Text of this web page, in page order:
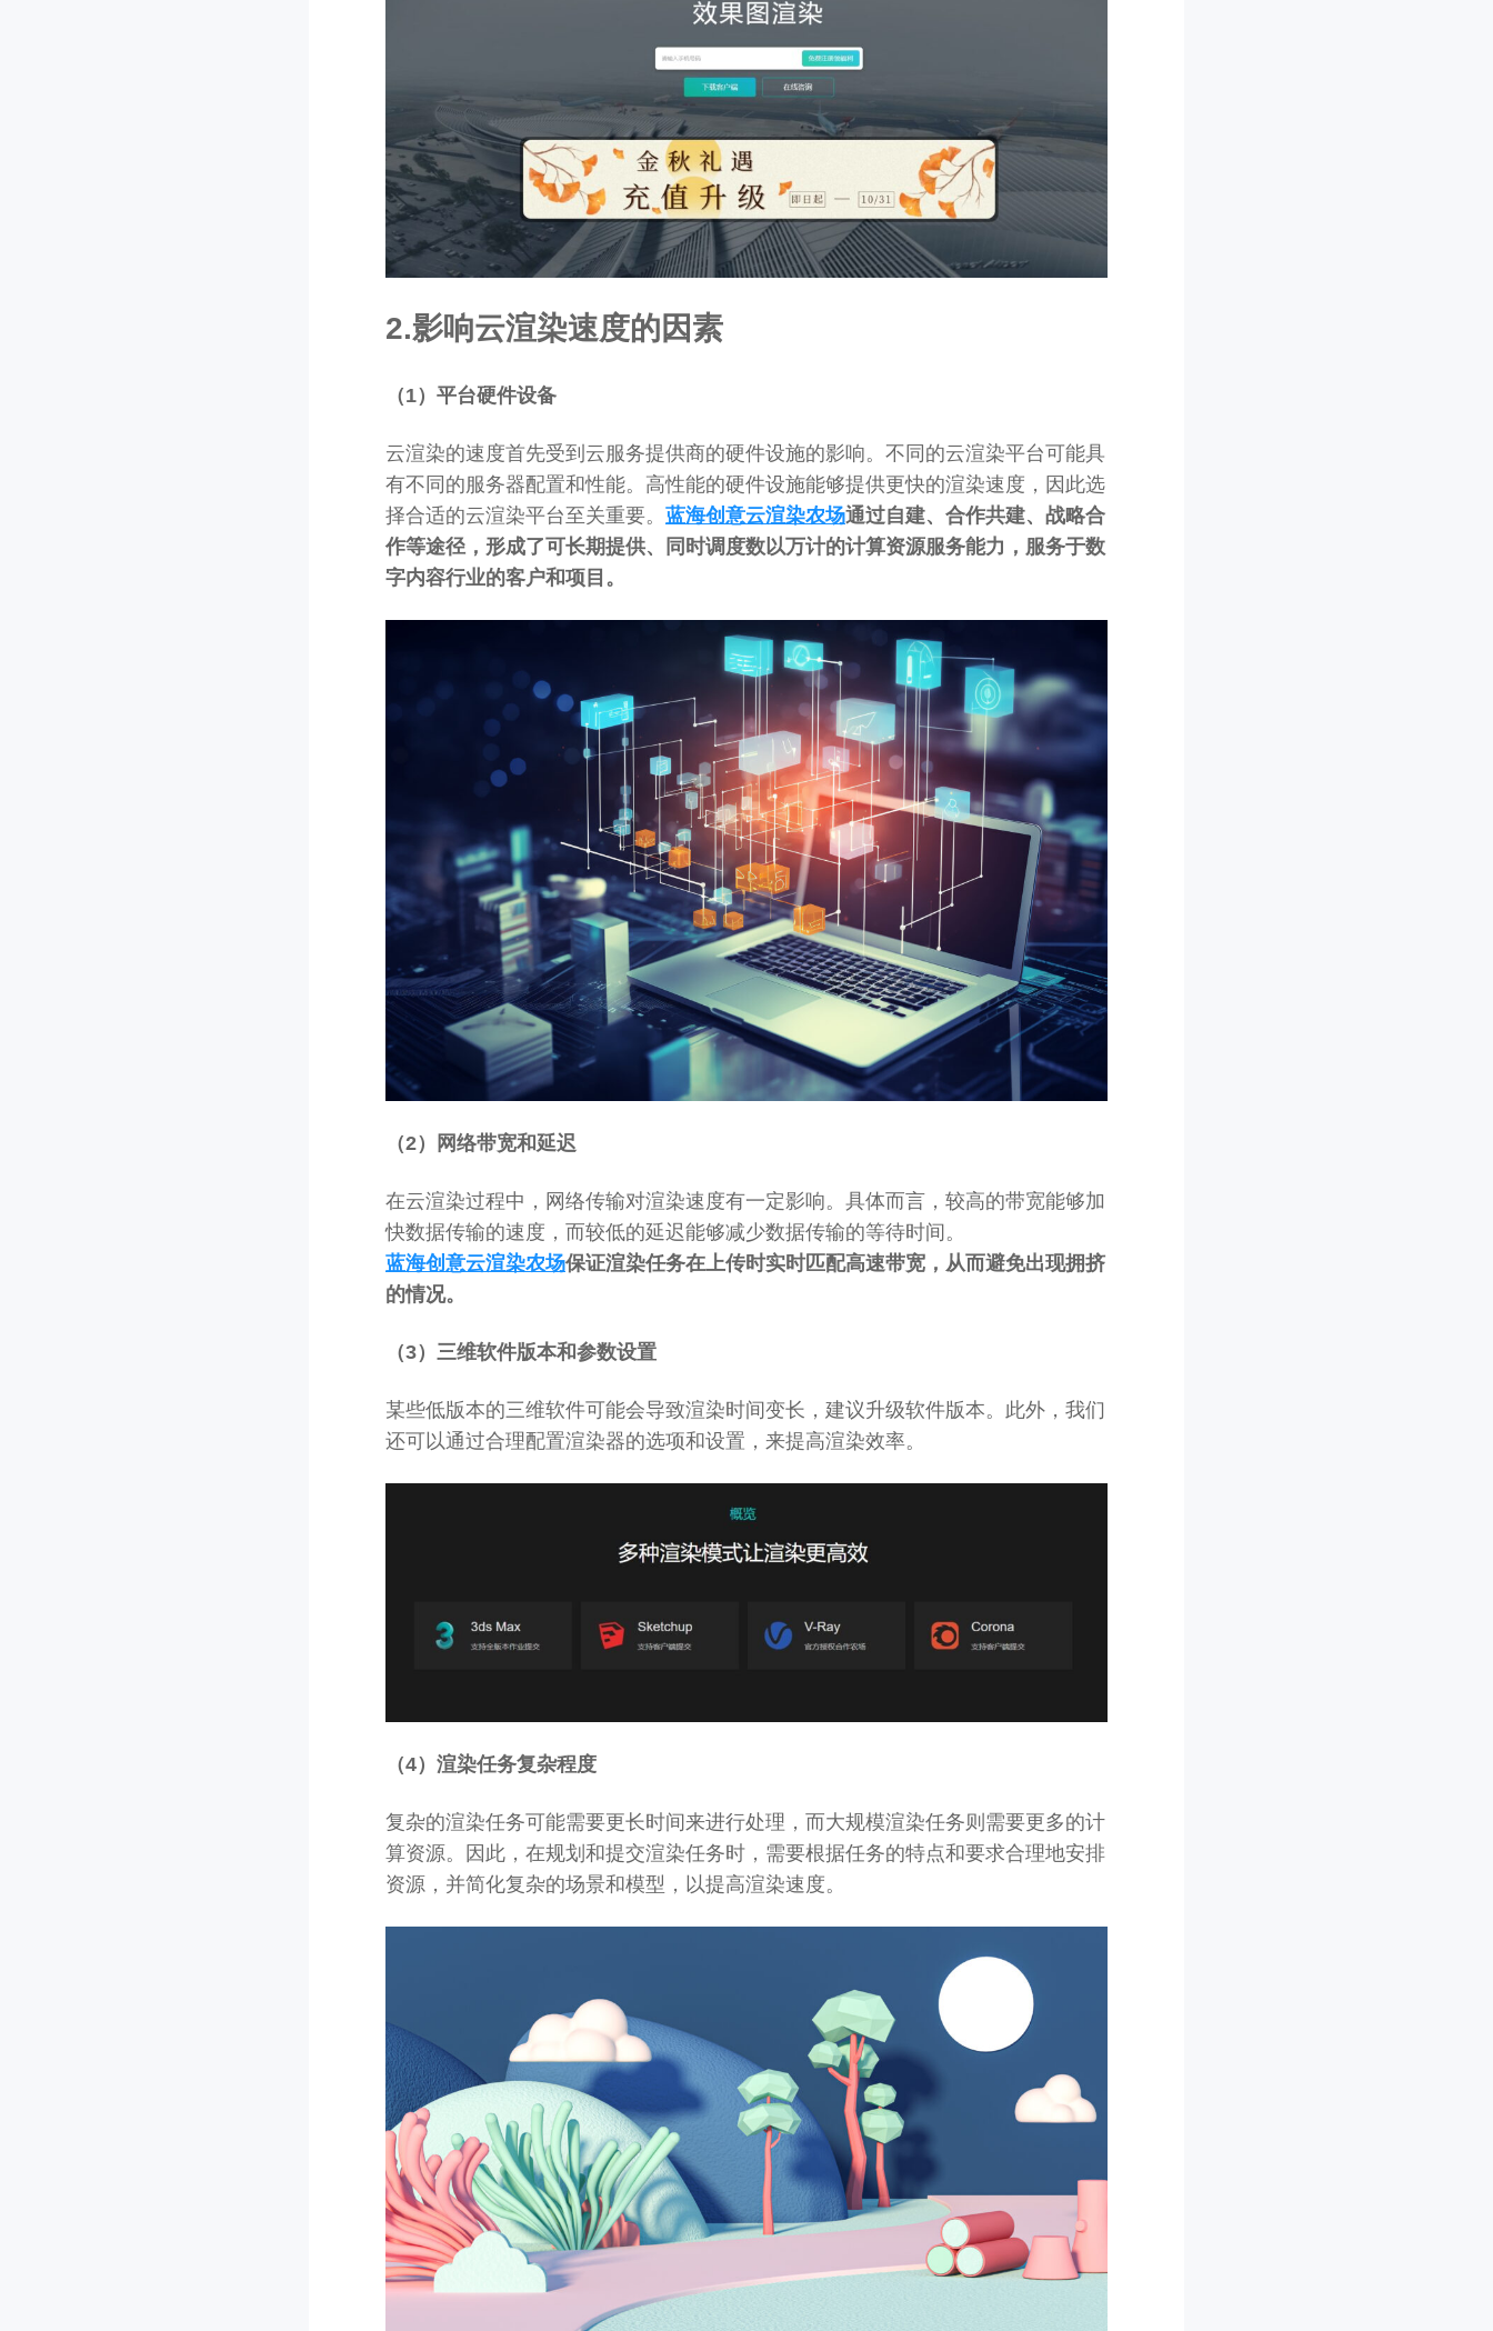
2.影响云渲染速度的因素
（1）平台硬件设备
云渲染的速度首先受到云服务提供商的硬件设施的影响。不同的云渲染平台可能具
有不同的服务器配置和性能。高性能的硬件设施能够提供更快的渲染速度，因此选
择合适的云渲染平台至关重要。 蓝海创意云渲染农场通过自建、合作共建、战略合
作等途径，形成了可长期提供、同时调度数以万计的计算资源服务能力，服务于数
字内容行业的客户和项目。
（2）网络带宽和延迟
在云渲染过程中，网络传输对渲染速度有一定影响。具体而言，较高的带宽能够加
快数据传输的速度，而较低的延迟能够减少数据传输的等待时间。
蓝海创意云渲染农场保证渲染任务在上传时实时匹配高速带宽，从而避免出现拥挤
的情况。
（3）三维软件版本和参数设置
某些低版本的三维软件可能会导致渲染时间变长，建议升级软件版本。此外，我们
还可以通过合理配置渲染器的选项和设置，来提高渲染效率。
（4）渲染任务复杂程度
复杂的渲染任务可能需要更长时间来进行处理，而大规模渲染任务则需要更多的计
算资源。因此，在规划和提交渲染任务时，需要根据任务的特点和要求合理地安排
资源，并简化复杂的场景和模型，以提高渲染速度。